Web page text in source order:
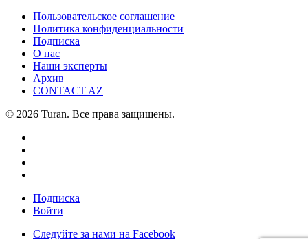
Пользовательское соглашение
Политика конфиденциальности
Подписка
О нас
Наши эксперты
Архив
CONTACT AZ
© 2026 Turan. Все права защищены.
Подписка
Войти
Следуйте за нами на Facebook